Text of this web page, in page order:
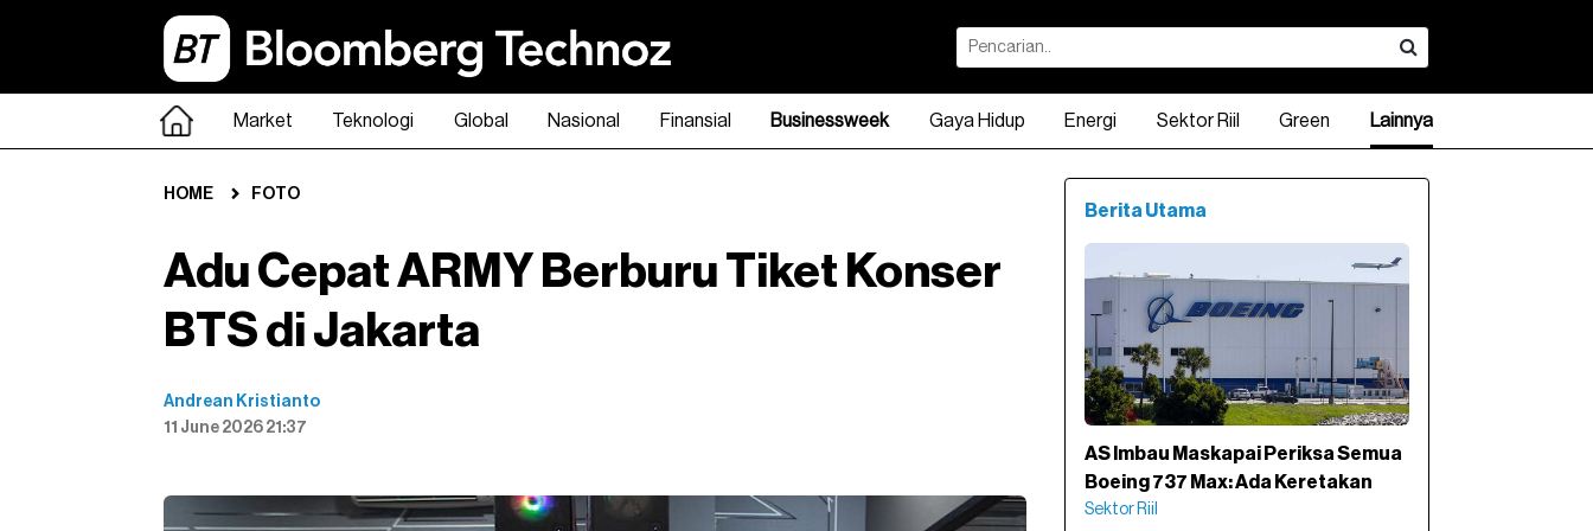
Market Teknologi Global Nasional Finansial Businessweek Gaya Hidup Energi Sektor Riil Green Lainnya
HOME FOTO
Adu Cepat ARMY Berburu Tiket Konser
BTS di Jakarta
Andrean Kristianto
11 June 2026 21:37
Berita Utama
AS Imbau Maskapai Periksa Semua
Boeing 737 Max: Ada Keretakan
Sektor Riil